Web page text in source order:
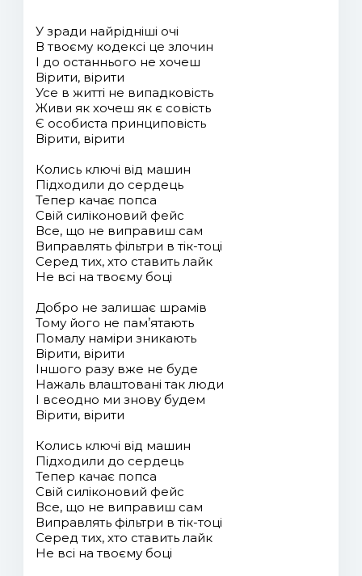
У зради найрідніші очі
В твоєму кодексі це злочин
І до останнього не хочеш
Вірити, вірити
Усе в житті не випадковість
Живи як хочеш як є совість
Є особиста принциповість
Вірити, вірити
Колись ключі від машин
Підходили до сердець
Тепер качає попса
Свій силіконовий фейс
Все, що не виправиш сам
Виправлять фільтри в тік-тоці
Серед тих, хто ставить лайк
Не всі на твоєму боці
Добро не залишає шрамів
Тому його не памʼятають
Помалу наміри зникають
Вірити, вірити
Іншого разу вже не буде
Нажаль влаштовані так люди
І всеодно ми знову будем
Вірити, вірити
Колись ключі від машин
Підходили до сердець
Тепер качає попса
Свій силіконовий фейс
Все, що не виправиш сам
Виправлять фільтри в тік-тоці
Серед тих, хто ставить лайк
Не всі на твоєму боці